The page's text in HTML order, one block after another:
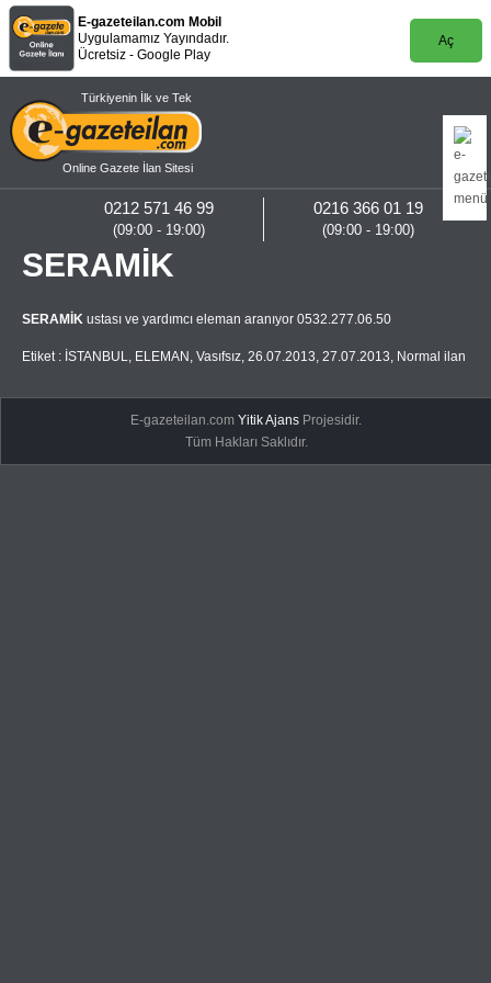
E-gazeteilan.com Mobil
Uygulamamız Yayındadır.
Ücretsiz - Google Play
Aç
Türkiyenin İlk ve Tek
Online Gazete İlan Sitesi
0216 366 01 19
(09:00 - 19:00)
0212 571 46 99
(09:00 - 19:00)
SERAMİK
SERAMİK ustası ve yardımcı eleman aranıyor 0532.277.06.50
Etiket : İSTANBUL, ELEMAN , Vasıfsız, 26.07.2013, 27.07.2013, Normal ilan
E-gazeteilan.comYitik Ajans Projesidir.
Tüm Hakları Saklıdır.